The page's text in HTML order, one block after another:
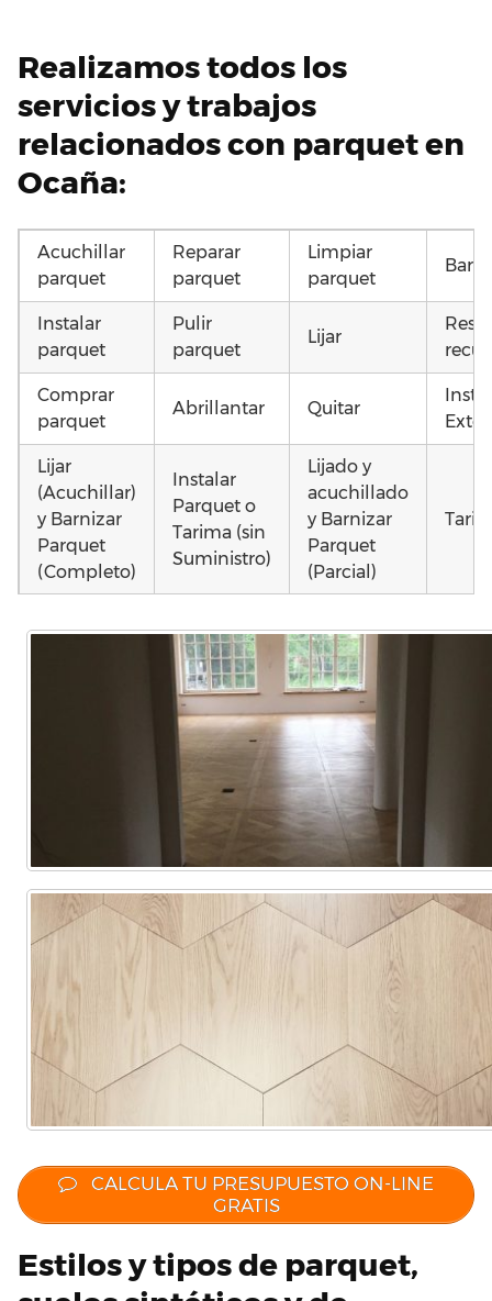
Realizamos todos los
servicios y trabajos
relacionados con parquet en
Ocaña:
Acuchillar
parquet
Reparar
parquet
Limpiar
parquet
Instalar
parquet
Pulir
parquet
Lijar
Comprar
parquet
Abrillantar Quitar
Lijar
(Acuchillar)
y Barnizar
Parquet
(Completo)
Instalar
Parquet o
Tarima (sin
Suministro)
Lijado y
acuchillado
y Barnizar
Parquet
(Parcial)
parquet o
Tarima
Vivienda
(Completa)
parquet o
Tarima
Vivienda
(Parcial)
CALCULA TU PRESUPUESTO ON-LINE
GRATIS
Estilos y tipos de parquet,